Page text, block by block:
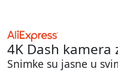
4K Dash kamera
Snimke su jasne u